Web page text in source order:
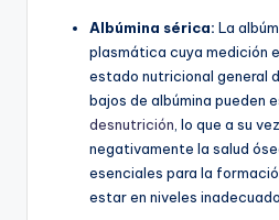
Albúmina sérica: La
plasmática cuya medición
estado nutricional general
bajos de albúmina pueden
desnutrición , lo que a su
negativamente la salud
esenciales para la
estar en niveles